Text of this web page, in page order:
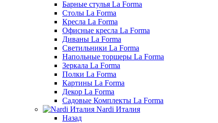
Барные стулья La Forma
Столы La Forma
Кресла La Forma
Офисные кресла La Forma
Диваны La Forma
Светильники La Forma
Напольные торшеры La Forma
Зеркала La Forma
Полки La Forma
Картины La Forma
Декор La Forma
Садовые Комплекты La Forma
Nardi Италия
Назад